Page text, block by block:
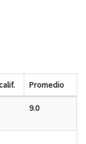
Promedio
9.0